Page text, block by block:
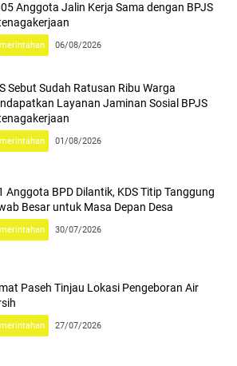
Anggota Jalin Kerja Sama dengan BPJS
06/08/2026
Sebut Sudah Ratusan Ribu Warga
Layanan Jaminan Sosial BPJS
01/08/2026
Anggota BPD Dilantik, KDS Titip Tanggung
Besar untuk Masa Depan Desa
30/07/2026
Paseh Tinjau Lokasi Pengeboran Air
27/07/2026